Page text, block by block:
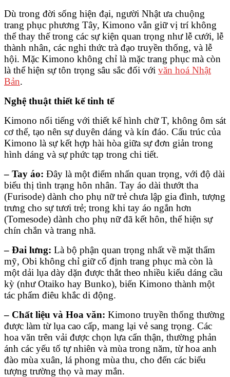
Dù trong đời sống hiện đại, người Nhật ưa chuộng
trang phục phương Tây, Kimono vẫn giữ vị trí không
thể thay thế trong các sự kiện quan trọng như lễ cưới, lễ
thành nhân, các nghi thức trà đạo truyền thống, và lễ
hội. Mặc Kimono không chỉ là mặc trang phục mà còn
là thể hiện sự tôn trọng sâu sắc đối với văn hoá Nhật
Bản.
Nghệ thuật thiết kếtinh tế
Kimono nổi tiếng với thiết kế hình chữ T, không ôm sát
cơ thể, tạo nên sự duyên dáng và kín đáo. Cấu trúc của
Kimono là sự kết hợp hài hòa giữa sự đơn giản trong
hình dáng và sự phức tạp trong chi tiết.
– Tay áo: Đây là một điểm nhấn quan trọng, với độ dài
biểu thị tình trạng hôn nhân. Tay áo dài thướt tha
(Furisode) dành cho phụ nữ trẻ chưa lập gia đình, tượng
trưng cho sự tươi trẻ; trong khi tay áo ngắn hơn
(Tomesode) dành cho phụ nữ đã kết hôn, thể hiện sự
chín chắn và trang nhã.
– Đai lưng: Là bộ phận quan trọng nhất về mặt thẩm
mỹ, Obi không chỉ giữ cố định trang phục mà còn là
một dải lụa dày dặn được thắt theo nhiều kiểu dáng cầu
kỳ (như Otaiko hay Bunko), biến Kimono thành một
tác phẩm điêu khắc di động.
– Chất liệu và Hoa văn: Kimono truyền thống thường
được làm từ lụa cao cấp, mang lại vẻ sang trọng. Các
hoa văn trên vải được chọn lựa cẩn thận, thường phản
ánh các yếu tố tự nhiên và mùa trong năm, từ hoa anh
đào mùa xuân, lá phong mùa thu, cho đến các biểu
tượng trường thọ và may mắn.